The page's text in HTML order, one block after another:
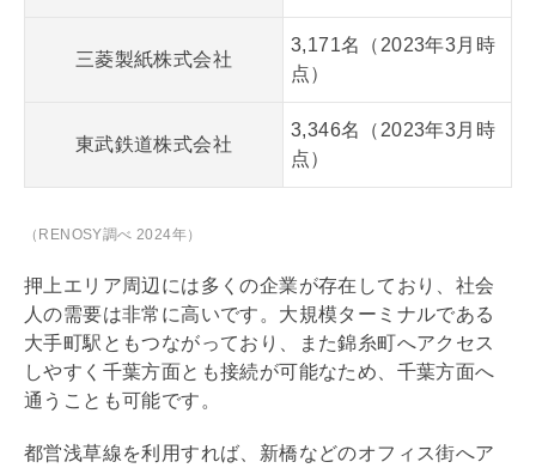
三菱製紙株式会社
3,171名（2023年3月時
点）
東武鉄道株式会社
3,346名（2023年3月時
点）
（RENOSY調べ 2024年）
押上エリア周辺には多くの企業が存在しており、社会
人の需要は非常に高いです。大規模ターミナルである
大手町駅ともつながっており、また錦糸町へアクセス
しやすく千葉方面とも接続が可能なため、千葉方面へ
通うことも可能です。
都営浅草線を利用すれば、新橋などのオフィス街へア